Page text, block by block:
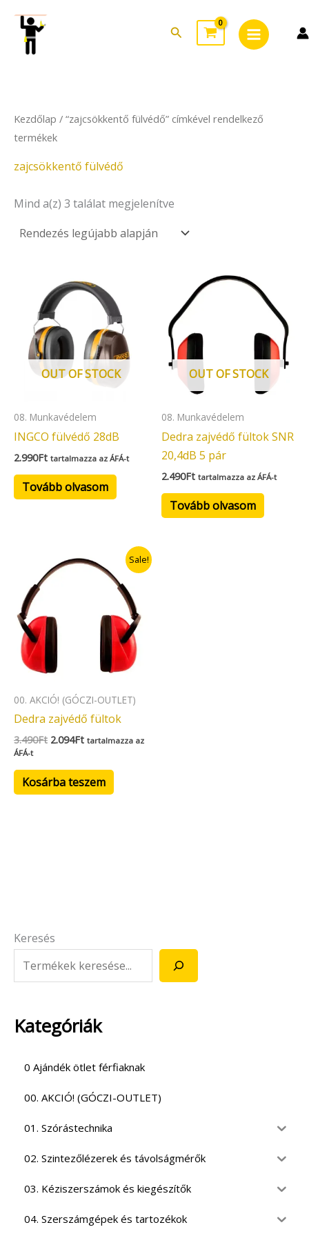
content
Search
Menu
Keresés
Kategóriák
0 Ajándék ötlet férfiaknak
00. AKCIÓ! (GÓCZI-OUTLET)
01. Szórástechnika
02. Szintezőlézerek és távolságmérők
03. Kéziszerszámok és kiegészítők
04. Szerszámgépek és tartozékok
Kezdőlap / “zajcsökkentő fülvédő” címkével rendelkező
termékek
zajcsökkentő fülvédő
Mind a(z) 3 találat megjelenítve
latest
OUT OF STOCK
08. Munkavédelem
INGCO fülvédő 28dB
2.990Ft tartalmazza az ÁFÁ-t
Tovább olvasom
OUT OF STOCK
08. Munkavédelem
Dedra zajvédő fültok SNR
20,4dB 5 pár
2.490Ft tartalmazza az ÁFÁ-t
Tovább olvasom
Sale!
00. AKCIÓ! (GÓCZI-OUTLET)
Dedra zajvédő fültok
3.490Ft
Original
price
2.094Ft
Current
price
2.094Ft.
tartalmazza az
ÁFÁ-t
Kosárba teszem